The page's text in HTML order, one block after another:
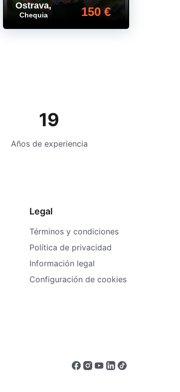
Ostrava,
Chequia 150 €
19
Años de experiencia
Legal
Términos y condiciones
Política de privacidad
Información legal
Configuración de cookies